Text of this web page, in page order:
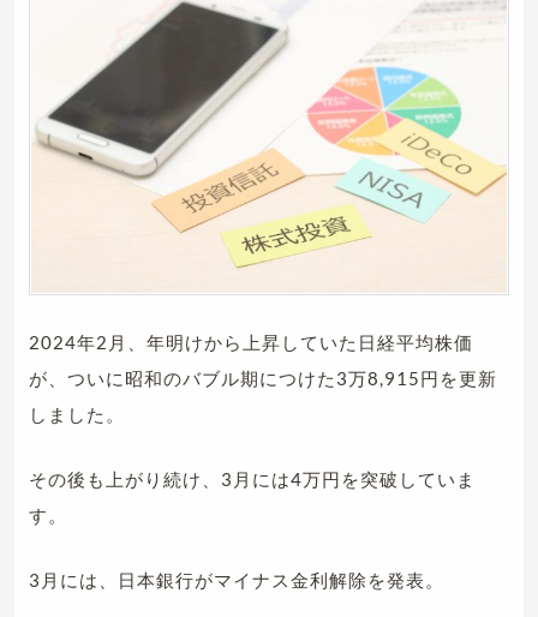
2024年2月、年明けから上昇していた日経平均株価
が、ついに昭和のバブル期につけた3万8,915円を更新
しました。
その後も上がり続け、3月には4万円を突破していま
す。
3月には、日本銀行がマイナス金利解除を発表。